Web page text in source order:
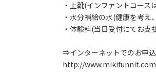
・上靴(インファントコース
・水分補給の水(健康を考
・体験料(当日受付にてお支
⇒インターネットでのお申
http://